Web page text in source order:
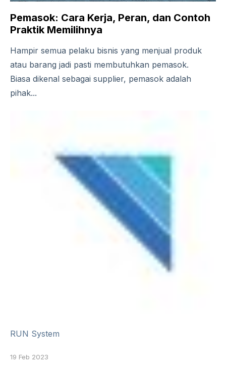
Pemasok: Cara Kerja, Peran, dan Contoh
Praktik Memilihnya
Hampir semua pelaku bisnis yang menjual produk
atau barang jadi pasti membutuhkan pemasok.
Biasa dikenal sebagai supplier, pemasok adalah
pihak...
RUN System
19 Feb 2023